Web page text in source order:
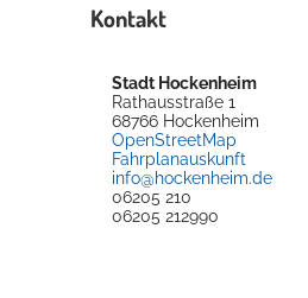
Kontakt
Stadt Hockenheim
Rathausstraße 1
68766 Hockenheim
OpenStreetMap
Fahrplanauskunft
info@hockenheim.de
06205 210
06205 212990